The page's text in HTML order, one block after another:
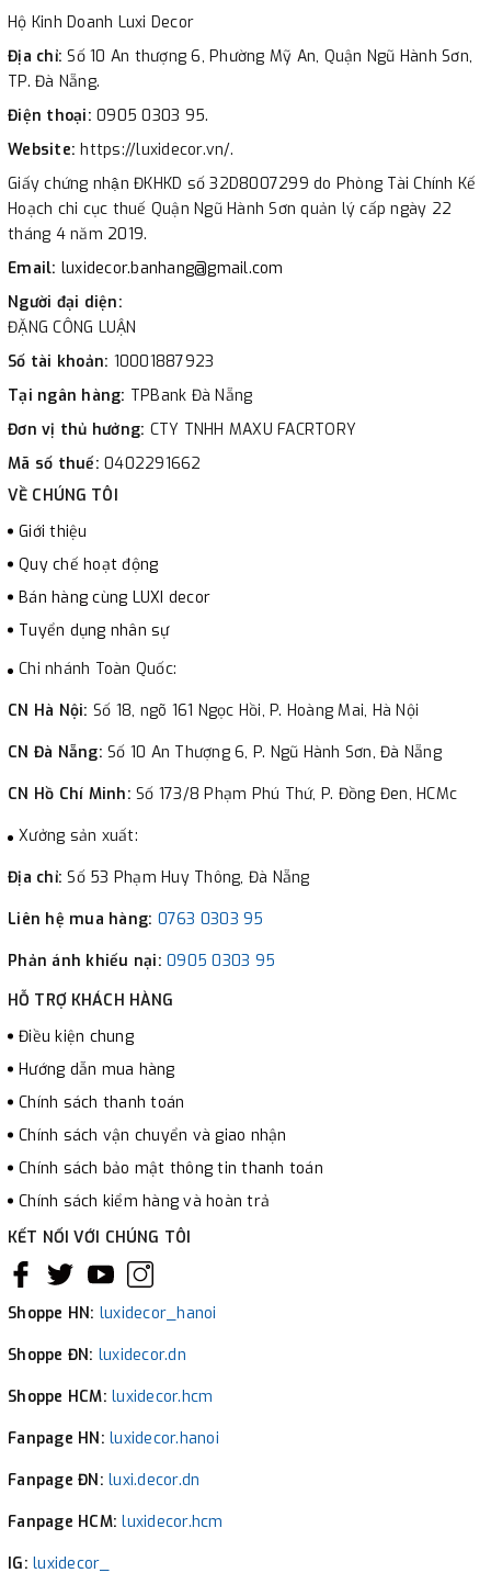
Hộ Kinh Doanh Luxi Decor
Địa chỉ: Số 10 An thượng 6, Phường Mỹ An, Quận Ngũ Hành Sơn,
TP. Đà Nẵng.
Điện thoại: 0905 0303 95.
Website: https://luxidecor.vn/.
Giấy chứng nhận ĐKHKD số 32D8007299 do Phòng Tài Chính Kế
Hoạch chi cục thuế Quận Ngũ Hành Sơn quản lý cấp ngày 22
tháng 4 năm 2019.
Email: luxidecor.banhang@gmail.com
Người đại diện:
ĐẶNG CÔNG LUẬN
Số tài khoản: 10001887923
Tại ngân hàng: TPBank Đà Nẵng
Đơn vị thủ hưởng: CTY TNHH MAXU FACRTORY
Mã số thuế: 0402291662
VỀ CHÚNG TÔI
Giới thiệu
Quy chế hoạt động
Bán hàng cùng LUXI decor
Tuyển dụng nhân sự
Chi nhánh Toàn Quốc:
CN Hà Nội: Số 18, ngõ 161 Ngọc Hồi, P. Hoàng Mai, Hà Nội
CN Đà Nẵng: Số 10 An Thượng 6, P. Ngũ Hành Sơn, Đà Nẵng
CN Hồ Chí Minh: Số 173/8 Phạm Phú Thứ, P. Đồng Đen, HCMc
Xưởng sản xuất:
Địa chỉ:Số 53 Phạm Huy Thông, Đà Nẵng
Liên hệ mua hàng: 0763 0303 95
Phản ánh khiếu nại: 0905 0303 95
HỖ TRỢ KHÁCH HÀNG
Điều kiện chung
Hướng dẫn mua hàng
Chính sách thanh toán
Chính sách vận chuyển và giao nhận
Chính sách bảo mật thông tin thanh toán
Chính sách kiểm hàng và hoàn trả
KẾT NỐI VỚI CHÚNG TÔI
Shoppe HN: luxidecor_hanoi
Shoppe ĐN: luxidecor.dn
Shoppe HCM: luxidecor.hcm
Fanpage HN: luxidecor.hanoi
Fanpage ĐN: luxi.decor.dn
Fanpage HCM:luxidecor.hcm
IG: luxidecor_